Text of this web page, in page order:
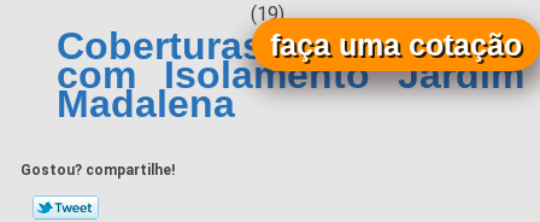
(19)
Coberturas Metálicas
com Isolamento Jardim
Madalena
Gostou? compartilhe!
faça uma cotação